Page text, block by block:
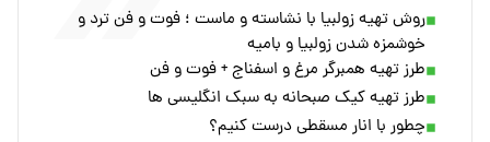
روش تهیه زولبیا با نشاسته و ماست ؛ فوت و فن ترد و
خوشمزه شدن زولبیا و بامیه
طرز تهیه همبرگر مرغ و اسفناج + فوت و فن
طرز تهیه کیک صبحانه به سبک انگلیسی ها
چطور با انار مسقطی درست کنیم؟